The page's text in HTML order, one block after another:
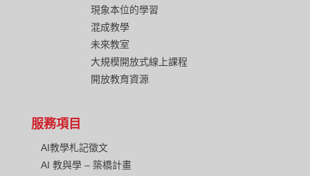
現象本位的學習
混成教學
未來教室
大規模開放式線上課程
開放教育資源
服務項目
AI教學札記徵文
AI 教與學 – 築橋計畫